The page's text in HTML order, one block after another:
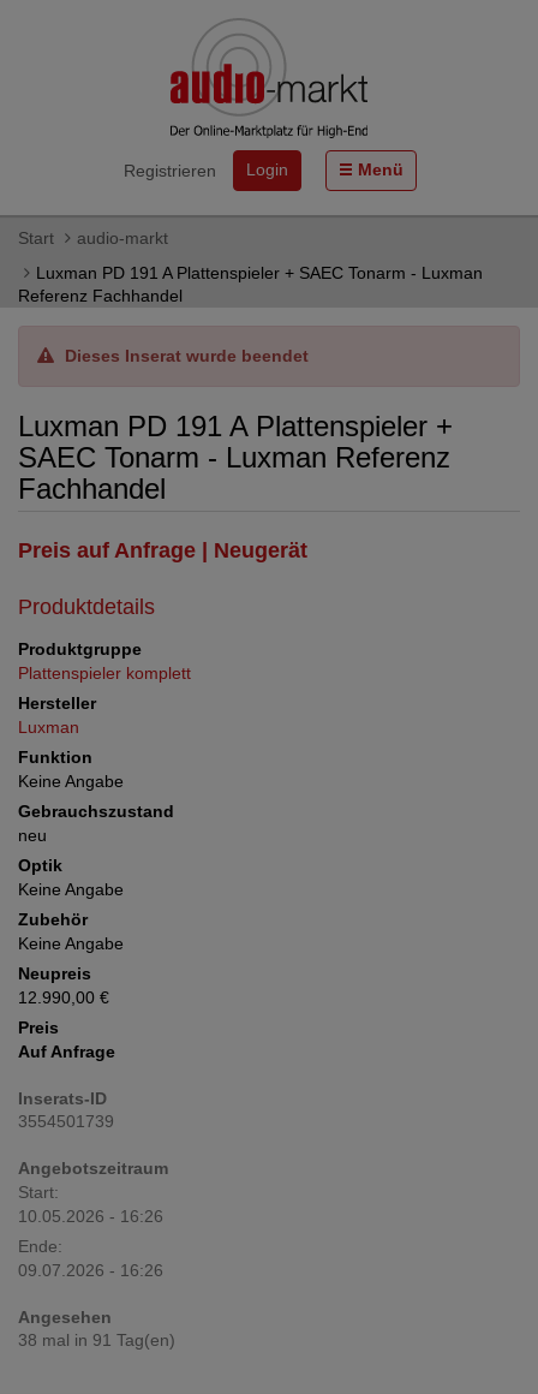
Registrieren Login Menü
Start
audio-markt
Luxman PD 191 A Plattenspieler + SAEC Tonarm - Luxman
Referenz Fachhandel
Dieses Inserat wurde beendet
Luxman PD 191 A Plattenspieler +
SAEC Tonarm - Luxman Referenz
Fachhandel
Preis auf Anfrage | Neugerät
Produktdetails
Produktgruppe
Plattenspieler komplett
Hersteller
Luxman
Funktion
Keine Angabe
Gebrauchszustand
neu
Optik
Keine Angabe
Zubehör
Keine Angabe
Neupreis
12.990,00 €
Preis
Auf Anfrage
Inserats-ID
3554501739
Angebotszeitraum
Start:
10.05.2026 - 16:26
Ende:
09.07.2026 - 16:26
Angesehen
38 mal in 91 Tag(en)